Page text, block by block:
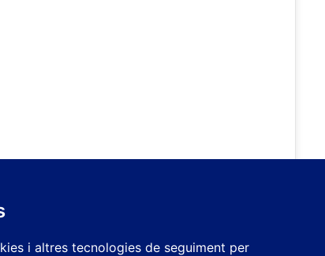
i altres tecnologies de seguiment per